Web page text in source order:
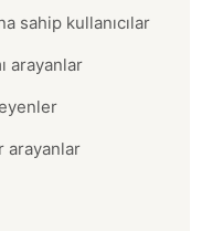
sahip kullanıcılar
arayanlar
arayanlar